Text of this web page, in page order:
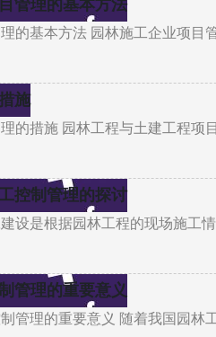
管理的基本方法
的基本方法 园林施工企业项
施
的措施 园林工程与土建工程项
控制管理的探讨
设是根据园林工程的现场施工
管理的重要意义
管理的重要意义 随着我国园